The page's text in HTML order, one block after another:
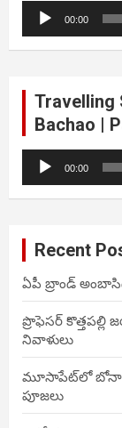
Audio
Player
00:00
Travelling
Bachao |
Audio
Player
00:00
Recent
ఏపీ బ్రాండ్
ప్రొఫెసర్
నివాళులు
మూసాపేట్‌లో బోనాల
పూజలు